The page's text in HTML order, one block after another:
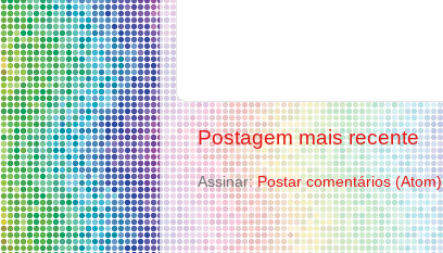
Postagem mais recente
Assinar:Postar comentários (Atom)